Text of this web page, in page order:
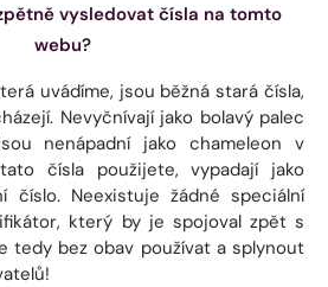
vysledovat čísla na tomto
webu?
uvádíme, jsou běžná stará čísla,
Nevyčnívají jako bolavý palec
nenápadní jako chameleon v
čísla použijete, vypadají jako
číslo. Neexistuje žádné speciální
který by je spojoval zpět s
tedy bez obav používat a splynout